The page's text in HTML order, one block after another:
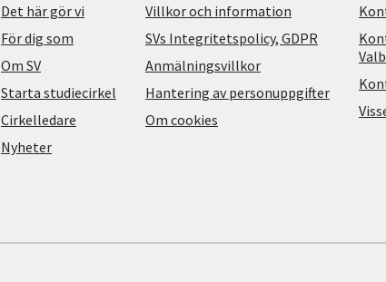
Det här gör vi
För dig som
Om SV
Starta studiecirkel
Cirkelledare
Nyheter
Villkor och information
SVs Integritetspolicy, GDPR
Anmälningsvillkor
Hantering av personuppgifter
Om cookies